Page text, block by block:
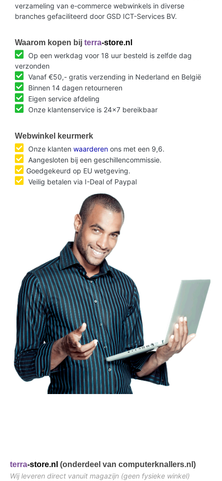
verzameling van e-commerce webwinkels in diverse
branches gefaciliteerd door GSD ICT-Services BV.
Waarom kopen bij terra-store.nl
Op een werkdag voor 18 uur besteld is zelfde dag
verzonden
Vanaf €50,- gratis verzending in Nederland en België
Binnen 14 dagen retourneren
Eigen service afdeling
Onze klantenservice is 24x7 bereikbaar
Webwinkel keurmerk
Onze klanten waarderen ons met een 9,6.
Aangesloten bij een geschillencommissie.
Goedgekeurd op EU wetgeving.
Veilig betalen via I-Deal of Paypal
terra-store.nl (onderdeel van computerknallers.nl)
Wij leveren direct vanuit magazijn (geen fysieke winkel)